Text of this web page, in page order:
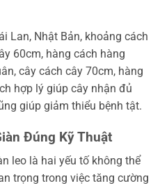
Lan, Nhật Bản, khoảng cách
60cm, hàng cách hàng
cây cách cây 70cm, hàng
hợp lý giúp cây nhận đủ
giúp giảm thiểu bệnh tật.
Đúng Kỹ Thuật
leo là hai yếu tố không thể
trọng trong việc tăng cường